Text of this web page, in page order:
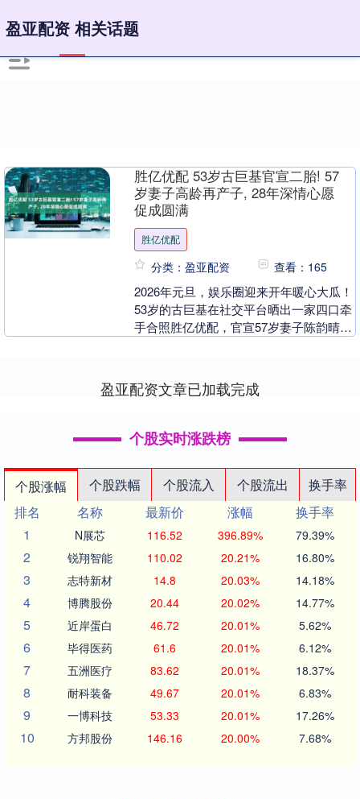
盈亚配资 相关话题
胜亿优配 53岁古巨基官宣二胎! 57
岁妻子高龄再产子, 28年深情心愿
促成圆满
胜亿优配
分类：盈亚配资 查看：165
2026年元旦，娱乐圈迎来开年暖心大瓜！
53岁的古巨基在社交平台晒出一家四口牵
手合照胜亿优配，官宣57岁妻子陈韵晴顺
盈亚配资文章已加载完成
个股实时涨跌榜
个股涨幅 个股跌幅 个股流入 个股流出
换手率
排名
名称 最新价 涨幅
换手率
1
N展芯 116.52 396.89% 79.39%
2 锐翔智能 110.02 20.21% 16.80%
3 志特新材 14.8 20.03% 14.18%
4 博腾股份 20.44 20.02% 14.77%
5 近岸蛋白 46.72 20.01% 5.62%
6 毕得医药 61.6 20.01% 6.12%
7 五洲医疗 83.62 20.01% 18.37%
8 耐科装备 49.67 20.01% 6.83%
9 一博科技 53.33 20.01% 17.26%
10 方邦股份 146.16 20.00% 7.68%